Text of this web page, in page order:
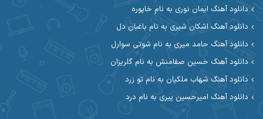
آیت احمدنژاد
ابراهیم شمس ابوالحسن جاویدان
ابی حسینی
احسان آیینفر احسان اصغری
دانلود آهنگ ایمان نوری به نام خاپوره
دانلود آهنگ اشکان شیری به نام باغبان دل
دانلود آهنگ حامد میری به نام شوتی سوارل
دانلود آهنگ حسین صفامنش به نام گلریزان
دانلود آهنگ شهاب ملکیان به نام تو زرد
دانلود آهنگ امیرحسین پیری به نام درد